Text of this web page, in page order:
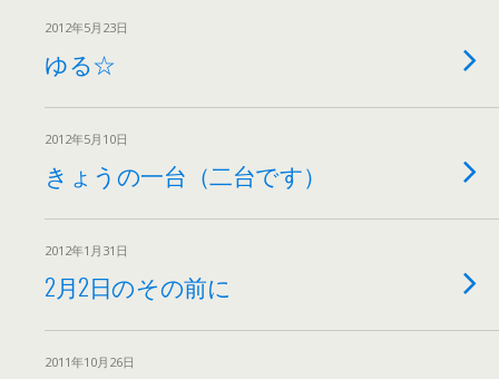
2012年5月23日
ゆる☆
2012年5月10日
きょうの一台（二台です）
2012年1月31日
2月2日のその前に
2011年10月26日